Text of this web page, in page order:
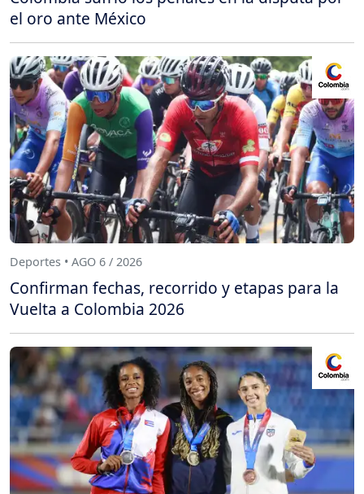
el oro ante México
Deportes • AGO 6 / 2026
Confirman fechas, recorrido y etapas para la
Vuelta a Colombia 2026